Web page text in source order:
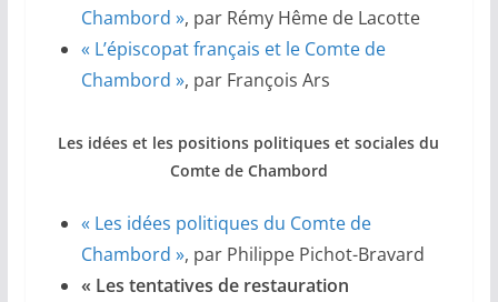
Chambord », par Rémy Hême de Lacotte
« L’épiscopat français et le Comte de
Chambord », par François Ars
Les idées et les positions politiques et sociales du
Comte de Chambord
« Les idées politiques du Comte de
Chambord », par Philippe Pichot-Bravard
« Les tentatives de restauration